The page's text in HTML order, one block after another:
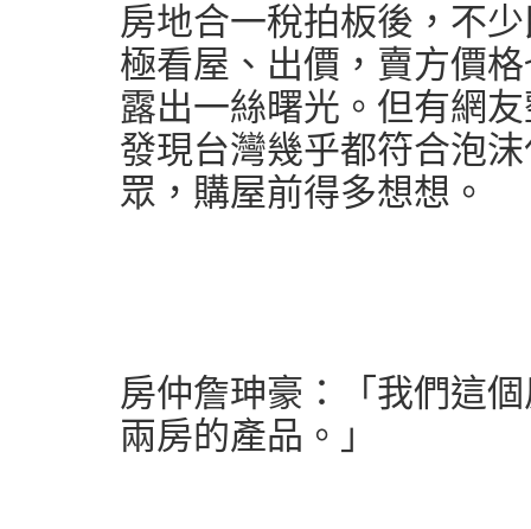
房地合一稅拍板後，不
極看屋、出價，賣方價
露出一絲曙光。但有網
發現台灣幾乎都符合泡
眾，購屋前得多想想。
房仲詹珅豪：「我們這
兩房的產品。」